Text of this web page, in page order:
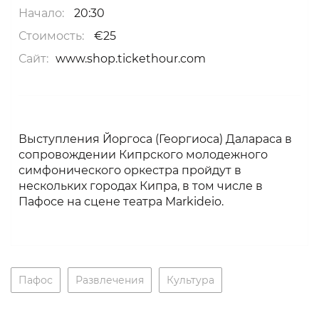
Начало:
20:30
Стоимость:
€25
Сайт: www.shop.tickethour.com
Выступления Йоргоса (Георгиоса) Далараса в
сопровождении Кипрского молодежного
симфонического оркестра пройдут в
нескольких городах Кипра, в том числе в
Пафосе на сцене театра Markideio.
Пафос Развлечения Культура